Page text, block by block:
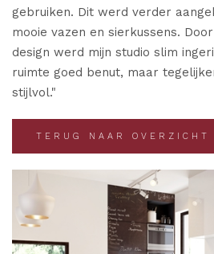
HORECA
HEALTH AND
SERVICE
gebruiken. Dit werd verder
mooie vazen en sierkussens.
design werd mijn studio slim
ruimte goed benut, maar
stijlvol."
TERUG NAAR OVERZICHT